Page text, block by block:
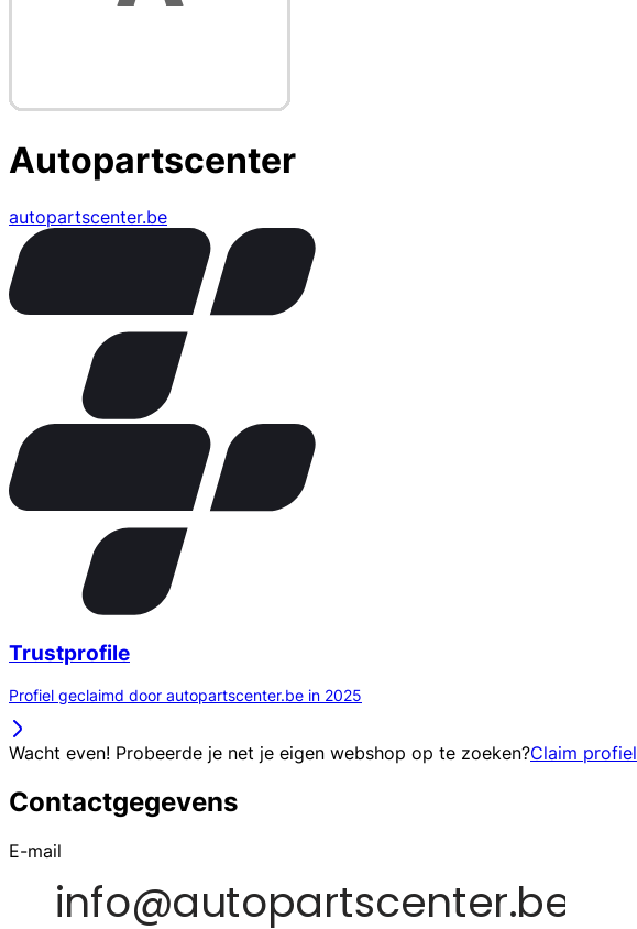
Autopartscenter
autopartscenter.be
Trustprofile
Profiel geclaimd door autopartscenter.be in 2025
Wacht even! Probeerde je net je eigen webshop op te zoeken?Claim profiel
Contactgegevens
E-mail